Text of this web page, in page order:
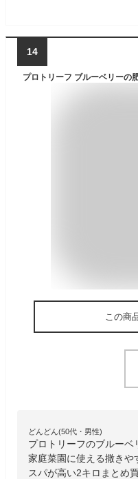
14
プロトリーフ ブルーベリーの
この商
どんどん(50代・男性)
プロトリーフのブルーベ
家庭菜園に使える撒きや
スパが高い2キロまとめ